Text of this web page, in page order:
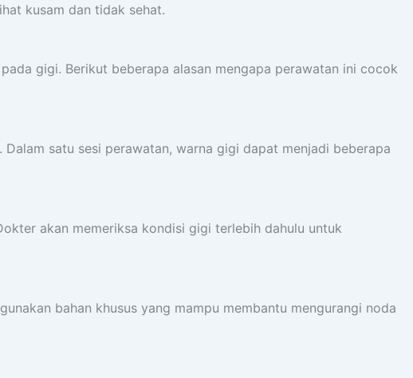
kusam dan tidak sehat.
gigi. Berikut beberapa alasan mengapa perawatan ini cocok
satu sesi perawatan, warna gigi dapat menjadi beberapa
akan memeriksa kondisi gigi terlebih dahulu untuk
bahan khusus yang mampu membantu mengurangi noda